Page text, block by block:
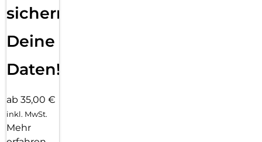
sichern
Deine
Daten!
ab 35,00 €
inkl. MwSt.
Mehr